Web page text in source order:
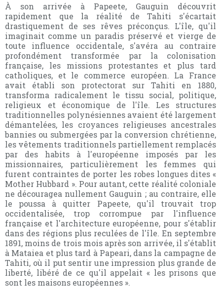
À son arrivée à Papeete, Gauguin découvrit
rapidement que la réalité de Tahiti s'écartait
drastiquement de ses rêves préconçus. L'île, qu'il
imaginait comme un paradis préservé et vierge de
toute influence occidentale, s'avéra au contraire
profondément transformée par la colonisation
française, les missions protestantes et plus tard
catholiques, et le commerce européen. La France
avait établi son protectorat sur Tahiti en 1880,
transforma radicalement le tissu social, politique,
religieux et économique de l'île. Les structures
traditionnelles polynésiennes avaient été largement
démantelées, les croyances religieuses ancestrales
bannies ou submergées par la conversion chrétienne,
les vêtements traditionnels partiellement remplacés
par des habits à l'européenne imposés par les
missionnaires, particulièrement les femmes qui
furent contraintes de porter les robes longues dites «
Mother Hubbard ». Pour autant, cette réalité coloniale
ne découragea nullement Gauguin ; au contraire, elle
le poussa à quitter Papeete, qu'il trouvait trop
occidentalisée, trop corrompue par l'influence
française et l'architecture européenne, pour s'établir
dans des régions plus reculées de l'île. En septembre
1891, moins de trois mois après son arrivée, il s'établit
à Mataiea et plus tard à Papeari, dans la campagne de
Tahiti, où il put sentir une impression plus grande de
liberté, libéré de ce qu'il appelait « les prisons que
sont les maisons européennes ».